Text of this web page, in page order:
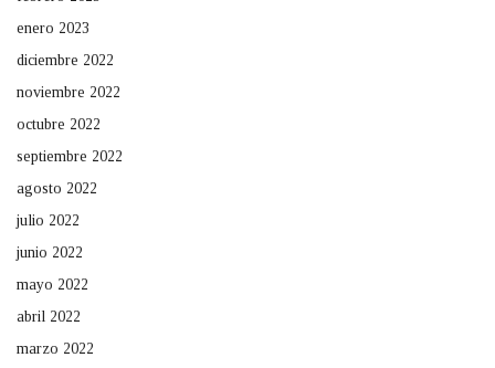
enero 2023
diciembre 2022
noviembre 2022
octubre 2022
septiembre 2022
agosto 2022
julio 2022
junio 2022
mayo 2022
abril 2022
marzo 2022